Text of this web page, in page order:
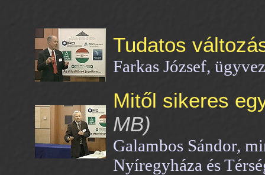
Tudatos
Farkas József,
Mitől sikeres
MB)
Galambos Sándor,
Nyíregyháza és